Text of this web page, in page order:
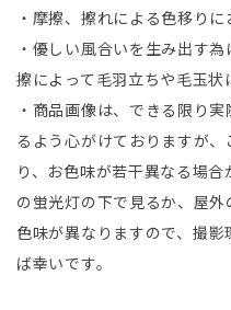
・摩擦、擦れによる色移りに
・優しい風合いを生み出す
擦によって毛羽立ちや毛玉状
・商品画像は、できる限り
るよう心がけておりますが
り、お色味が若干異なる場
の蛍光灯の下で見るか、屋
色味が異なりますので、撮
ば幸いです。